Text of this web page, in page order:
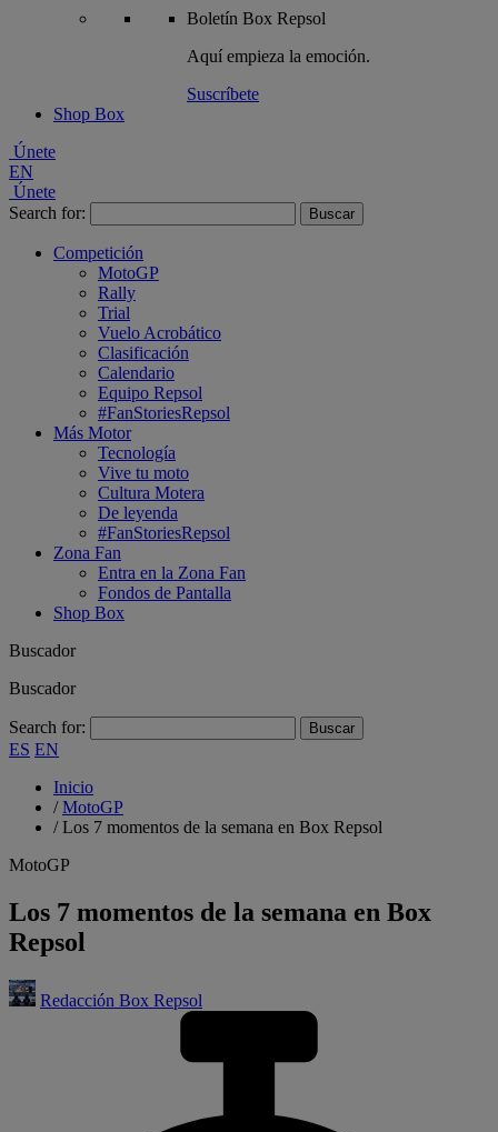
Boletín Box Repsol
Aquí empieza la emoción.
Suscríbete
Shop Box
Únete
EN
Únete
Search for:
Competición
MotoGP
Rally
Trial
Vuelo Acrobático
Clasificación
Calendario
Equipo Repsol
#FanStoriesRepsol
Más Motor
Tecnología
Vive tu moto
Cultura Motera
De leyenda
#FanStoriesRepsol
Zona Fan
Entra en la Zona Fan
Fondos de Pantalla
Shop Box
Buscador
Buscador
Search for:
ES EN
Inicio
/MotoGP
/Los 7 momentos de la semana en Box Repsol
MotoGP
Los 7 momentos de la semana en Box
Repsol
Redacción Box Repsol